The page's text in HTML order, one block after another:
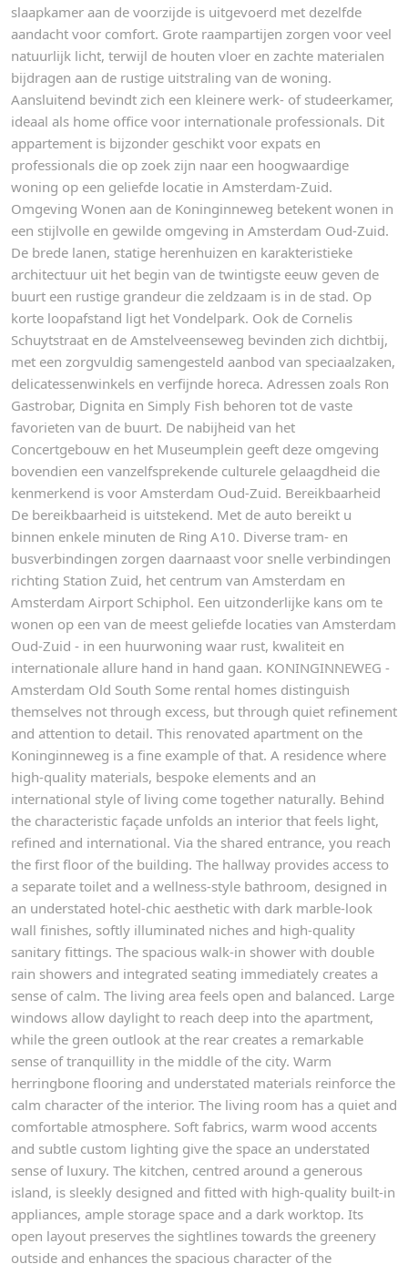
slaapkamer aan de voorzijde is uitgevoerd met dezelfde
aandacht voor comfort. Grote raampartijen zorgen voor veel
natuurlijk licht, terwijl de houten vloer en zachte materialen
bijdragen aan de rustige uitstraling van de woning.
Aansluitend bevindt zich een kleinere werk- of studeerkamer,
ideaal als home office voor internationale professionals. Dit
appartement is bijzonder geschikt voor expats en
professionals die op zoek zijn naar een hoogwaardige
woning op een geliefde locatie in Amsterdam-Zuid.
Omgeving Wonen aan de Koninginneweg betekent wonen in
een stijlvolle en gewilde omgeving in Amsterdam Oud-Zuid.
De brede lanen, statige herenhuizen en karakteristieke
architectuur uit het begin van de twintigste eeuw geven de
buurt een rustige grandeur die zeldzaam is in de stad. Op
korte loopafstand ligt het Vondelpark. Ook de Cornelis
Schuytstraat en de Amstelveenseweg bevinden zich dichtbij,
met een zorgvuldig samengesteld aanbod van speciaalzaken,
delicatessenwinkels en verfijnde horeca. Adressen zoals Ron
Gastrobar, Dignita en Simply Fish behoren tot de vaste
favorieten van de buurt. De nabijheid van het
Concertgebouw en het Museumplein geeft deze omgeving
bovendien een vanzelfsprekende culturele gelaagdheid die
kenmerkend is voor Amsterdam Oud-Zuid. Bereikbaarheid
De bereikbaarheid is uitstekend. Met de auto bereikt u
binnen enkele minuten de Ring A10. Diverse tram- en
busverbindingen zorgen daarnaast voor snelle verbindingen
richting Station Zuid, het centrum van Amsterdam en
Amsterdam Airport Schiphol. Een uitzonderlijke kans om te
wonen op een van de meest geliefde locaties van Amsterdam
Oud-Zuid - in een huurwoning waar rust, kwaliteit en
internationale allure hand in hand gaan. KONINGINNEWEG -
Amsterdam Old South Some rental homes distinguish
themselves not through excess, but through quiet refinement
and attention to detail. This renovated apartment on the
Koninginneweg is a fine example of that. A residence where
high-quality materials, bespoke elements and an
international style of living come together naturally. Behind
the characteristic façade unfolds an interior that feels light,
refined and international. Via the shared entrance, you reach
the first floor of the building. The hallway provides access to
a separate toilet and a wellness-style bathroom, designed in
an understated hotel-chic aesthetic with dark marble-look
wall finishes, softly illuminated niches and high-quality
sanitary fittings. The spacious walk-in shower with double
rain showers and integrated seating immediately creates a
sense of calm. The living area feels open and balanced. Large
windows allow daylight to reach deep into the apartment,
while the green outlook at the rear creates a remarkable
sense of tranquillity in the middle of the city. Warm
herringbone flooring and understated materials reinforce the
calm character of the interior. The living room has a quiet and
comfortable atmosphere. Soft fabrics, warm wood accents
and subtle custom lighting give the space an understated
sense of luxury. The kitchen, centred around a generous
island, is sleekly designed and fitted with high-quality built-in
appliances, ample storage space and a dark worktop. Its
open layout preserves the sightlines towards the greenery
outside and enhances the spacious character of the